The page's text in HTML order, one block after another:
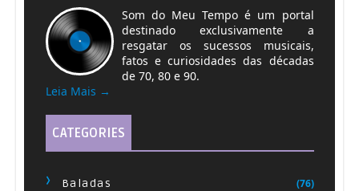
70 Resta qui - Andrea Bocelli
71 Un canto - Andrea Bocelli
72 Voglio restare cosi - Andrea Bocelli
Bartoli
Som do Meu Tempo é um portal
destinado exclusivamente a
resgatar os sucessos musicais,
fatos e curiosidades das décadas
de 70, 80 e 90.
Leia Mais →
CATEGORIES
Baladas (76)